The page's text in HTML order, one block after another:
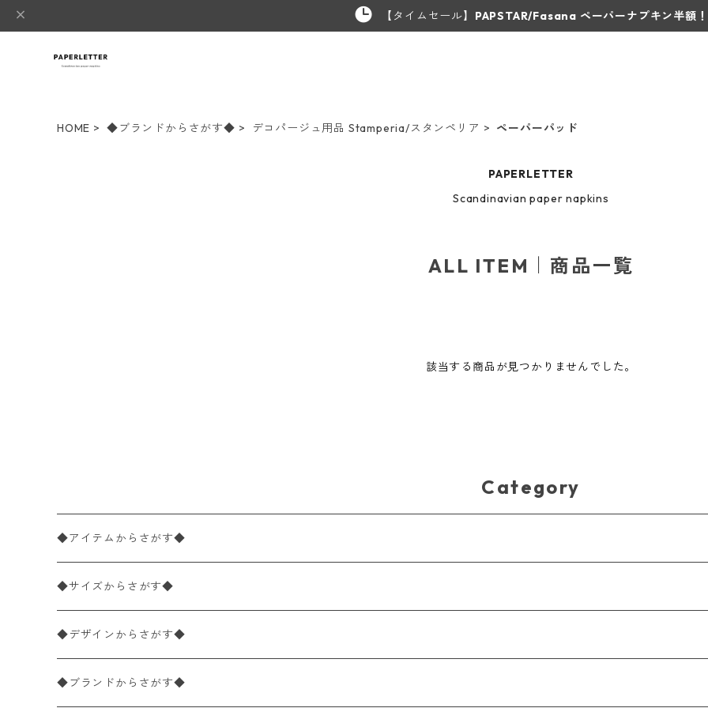
【タイムセール】 PAPSTAR/Fasana ペーパーナプキン半額！
HOME ◆ブランドからさがす◆ デコパージュ用品 Stamperia/スタンペリア ペーパーパッド
PAPERLETTER
Scandinavian paper napkins
ALL ITEM｜商品一覧
該当する商品が見つかりませんでした。
Category
◆アイテムからさがす◆
ペーパーナプキン2枚バラ売り
ペーパーナプキン1枚バラ売り
ペーパーナプキン20枚入りパック
◆サイズからさがす◆
33×33cm（ランチサイズ）
バラ売り
25×25cm（カクテルサイズ）
◆デザインからさがす◆
花柄
◆ブランドからさがす◆